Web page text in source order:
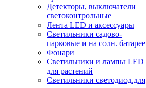
Детекторы, выключатели
светоконтрольные
Лента LED и аксессуары
Светильники садово-
парковые и на солн. батарее
Фонари
Светильники и лампы LED
для растений
Светильники светодиод.для